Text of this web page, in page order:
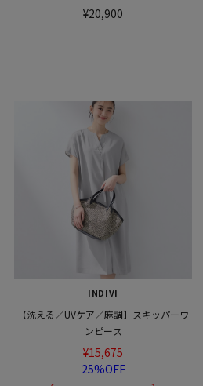
¥20,900
INDIVI
【洗える／UVケア／麻調】スキッパーワ
ンピース
¥15,675
25%OFF